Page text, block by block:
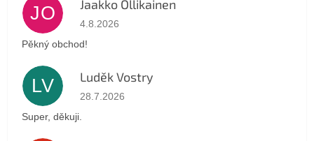
JO Jaakko Ollikainen
Az áruház értékelése 5-ből 5 csillag.
4.8.2026
Pěkný obchod!
LV Luděk Vostry
Az áruház értékelése 5-ből 5 csillag.
28.7.2026
Super, děkuji.